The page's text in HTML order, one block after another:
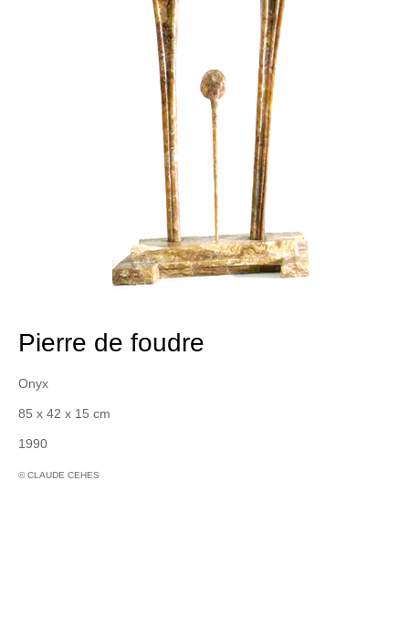
Pierre de foudre
Onyx
85 x 42 x 15 cm
1990
© CLAUDE CEHES